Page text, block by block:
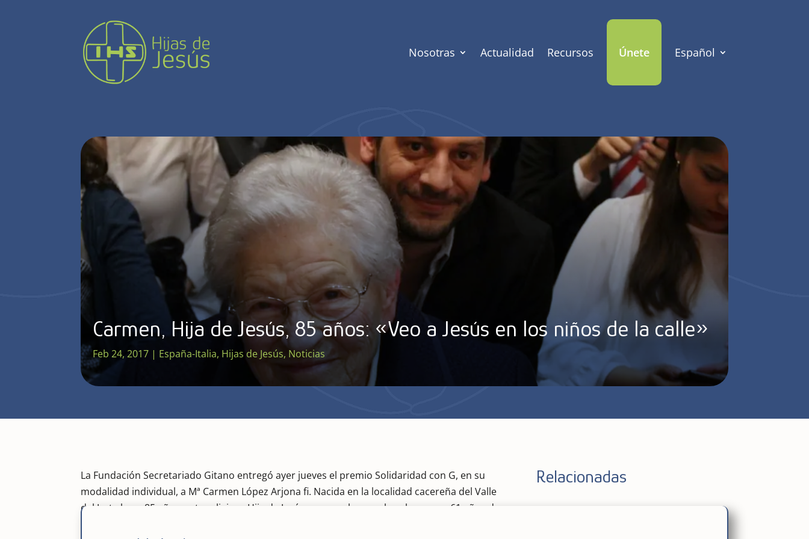
Nosotras Actualidad Recursos Únete Español
Carmen, Hija de Jesús, 85 años: «Veo a Jesús en los niños de la calle»
Feb 24, 2017 | España-Italia, Hijas de Jesús, Noticias
La Fundación Secretariado Gitano entregó ayer jueves el premio Solidaridad con G, en su
modalidad individual, a Mª Carmen López Arjona fi. Nacida en la localidad cacereña del Valle
del Jerte hace 85 años, esta religiosa Hija de Jesús carga, sobre sus hombros, con 61 años de
Relacionadas